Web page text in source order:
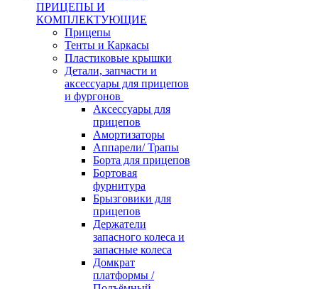
ПРИЦЕПЫ И
КОМПЛЕКТУЮЩИЕ
Прицепы
Тенты и Каркасы
Пластиковые крышки
Детали, запчасти и
аксессуары для прицепов
и фургонов
Аксессуары для
прицепов
Амортизаторы
Аппарели/ Трапы
Борта для прицепов
Бортовая
фурнитура
Брызговики для
прицепов
Держатели
запасного колеса и
запасные колеса
Домкрат
платформы /